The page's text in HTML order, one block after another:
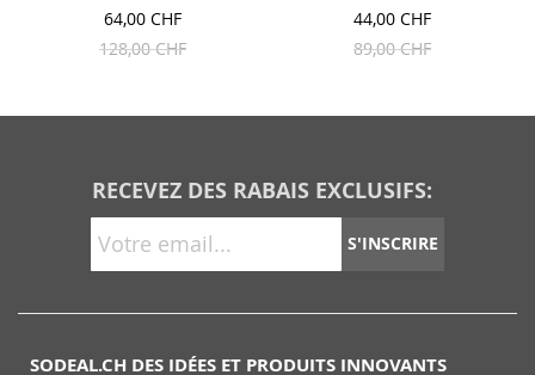
64,00 CHF
128,00 CHF
44,00 CHF
89,00 CHF
RECEVEZ DES RABAIS EXCLUSIFS:
S'INSCRIRE
SODEAL.CH DES IDÉES ET PRODUITS INNOVANTS